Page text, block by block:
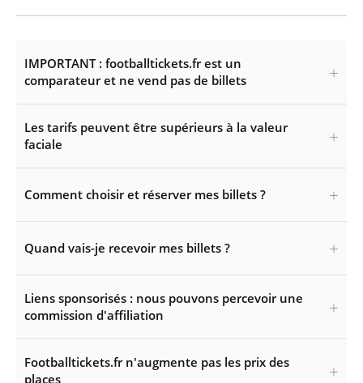
IMPORTANT : footballtickets.fr est un
comparateur et ne vend pas de billets
Les tarifs peuvent être supérieurs à la valeur
faciale
Comment choisir et réserver mes billets ?
Quand vais-je recevoir mes billets ?
Liens sponsorisés : nous pouvons percevoir une
commission d'affiliation
Footballtickets.fr n'augmente pas les prix des
places